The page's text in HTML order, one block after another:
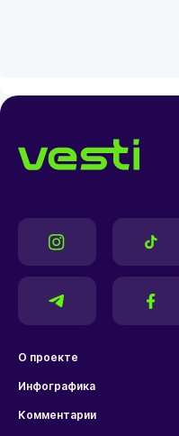
О проекте
Инфографика
Комментарии